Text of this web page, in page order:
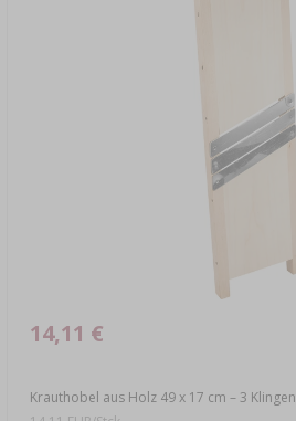
Krauthobel aus Holz 49 x 17 cm – 3 Klingen
14,11 €